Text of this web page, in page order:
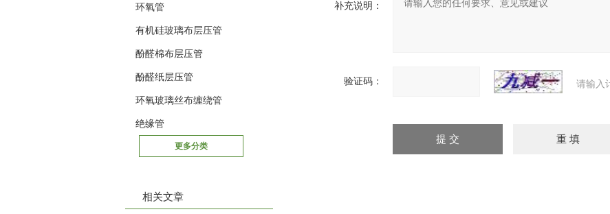
环氧管
有机硅玻璃布层压管
酚醛棉布层压管
酚醛纸层压管
环氧玻璃丝布缠绕管
绝缘管
更多分类
相关文章
补充说明：
验证码： 请输入